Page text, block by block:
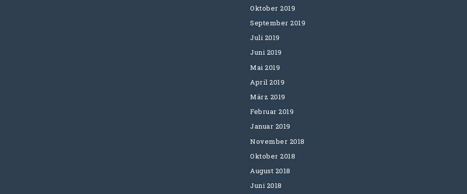
Oktober 2019
September 2019
Juli 2019
Juni 2019
Mai 2019
April 2019
März 2019
Februar 2019
Januar 2019
November 2018
Oktober 2018
August 2018
Juni 2018